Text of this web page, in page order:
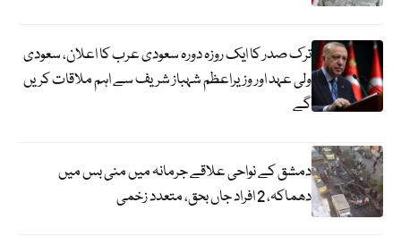
ترک صدر کا ایک روزہ دورہ سعودی عرب کا اعلان، سعودی
ولی عہد اور وزیراعظم شہباز شریف سے اہم ملاقات کریں
گے
دمشق کے نواحی علاقے جرمانہ میں منی بس میں
دھماکہ، 2 افراد جاں بحق، متعدد زخمی